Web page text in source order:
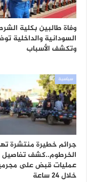
وفاة طالبين بكلية
السودانية والداخلية
وتكشف الأسباب
سياسية
جرائم خطيرة منتشرة
الخرطوم..كشف تفاصيل
عمليات قبض على
خلال 24 ساعة